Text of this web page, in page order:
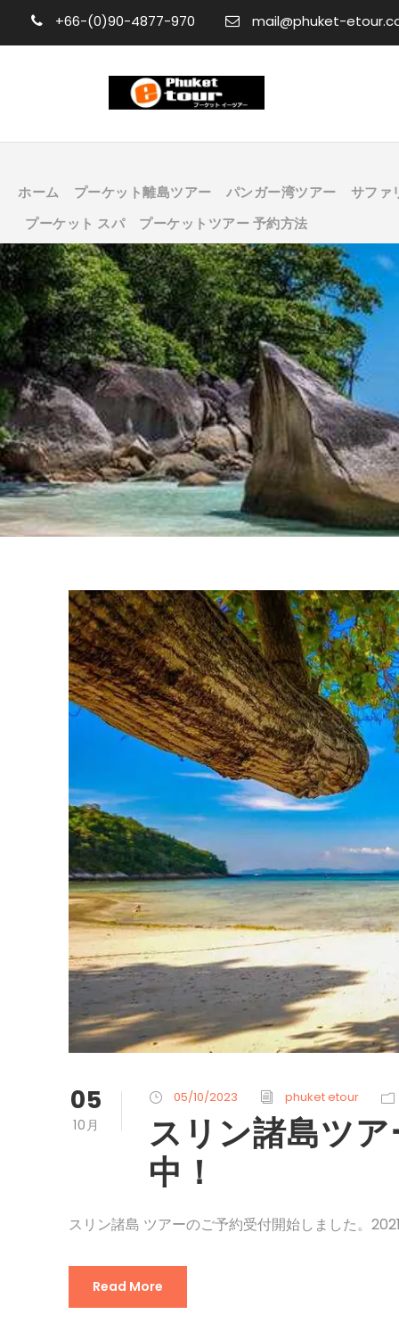
+66-(0)90-4877-970 mail@phuket-
ホーム プーケット離島ツアー パンガー湾ツアー サファ
プーケット スパ
プーケットツアー 予約方法
05
10月
05/10/2023 phuket etour
スリン諸島ツ
中！
スリン諸島 ツアーのご予約受付開始しました。
Read More